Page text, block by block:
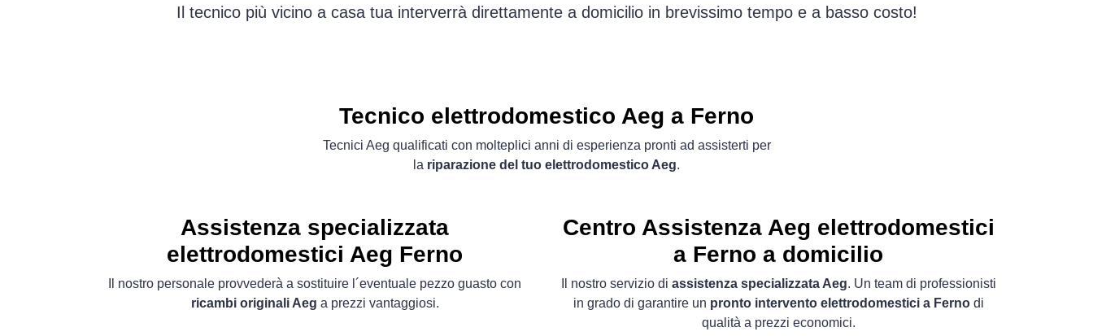
Il tecnico più vicino a casa tua interverrà direttamente a domicilio in brevissimo tempo e a basso costo!
Tecnico elettrodomestico Aeg a Ferno
Tecnici Aeg qualificati con molteplici anni di esperienza pronti ad assisterti per
la riparazione del tuo elettrodomestico Aeg.
Assistenza specializzata
elettrodomestici Aeg Ferno
Il nostro personale provvederà a sostituire l´eventuale pezzo guasto con
ricambi originali Aeg a prezzi vantaggiosi.
Centro Assistenza Aeg elettrodomestici
a Ferno a domicilio
Il nostro servizio di assistenza specializzata Aeg. Un team di professionisti
in grado di garantire un pronto intervento elettrodomestici a Fernodi
qualità a prezzi economici.